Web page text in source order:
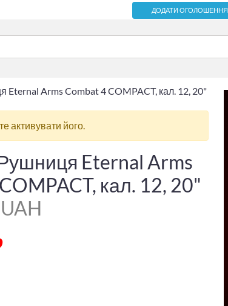
ДОДАТИ ОГОЛОШЕННЯ
Arms Combat 4 COMPACT, кал. 12, 20"
активувати його.
Eternal Arms
кал. 12, 20"